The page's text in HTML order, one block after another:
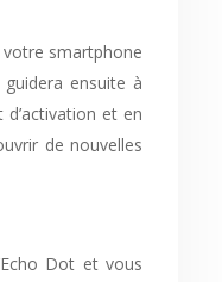
votre smartphone
ensuite à
et en
de nouvelles
Dot et vous